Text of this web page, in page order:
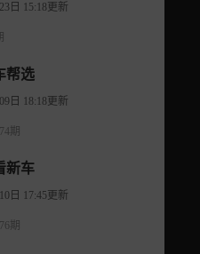
日 15:18更新
帮选
日 18:18更新
期
新车
日 17:45更新
期